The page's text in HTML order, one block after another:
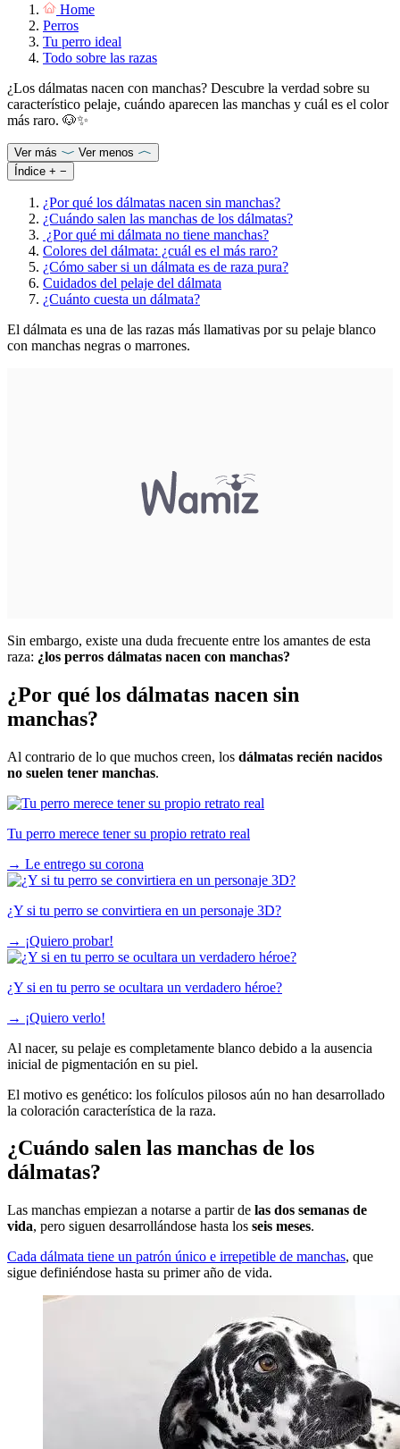
Home
Perros
Tu perro ideal
Todo sobre las razas
¿Los dálmatas nacen con manchas? Descubre la verdad sobre su
característico pelaje, cuándo aparecen las manchas y cuál es el color
más raro. 🐶✨
Ver más
Ver menos
Índice + −
¿Por qué los dálmatas nacen sin manchas?
¿Cuándo salen las manchas de los dálmatas?
¿Por qué mi dálmata no tiene manchas?
Colores del dálmata: ¿cuál es el más raro?
¿Cómo saber si un dálmata es de raza pura?
Cuidados del pelaje del dálmata
¿Cuánto cuesta un dálmata?
El dálmata es una de las razas más llamativas por su pelaje blanco
con manchas negras o marrones.
Sin embargo, existe una duda frecuente entre los amantes de esta
raza: ¿los perros dálmatas nacen con manchas?
¿Por qué los dálmatas nacen sin
manchas?
Al contrario de lo que muchos creen, los dálmatas recién nacidos
no suelen tener manchas.
Tu perro merece tener su propio retrato real
→ Le entrego su corona
¿Y si tu perro se convirtiera en un personaje 3D?
→ ¡Quiero probar!
¿Y si en tu perro se ocultara un verdadero héroe?
→ ¡Quiero verlo!
Al nacer, su pelaje es completamente blanco debido a la ausencia
inicial de pigmentación en su piel.
El motivo es genético: los folículos pilosos aún no han desarrollado
la coloración característica de la raza.
¿Cuándo salen las manchas de los
dálmatas?
Las manchas empiezan a notarse a partir de las dos semanas de
vida, pero siguen desarrollándose hasta los seis meses.
Cada dálmata tiene un patrón único e irrepetible de manchas, que
sigue definiéndose hasta su primer año de vida.